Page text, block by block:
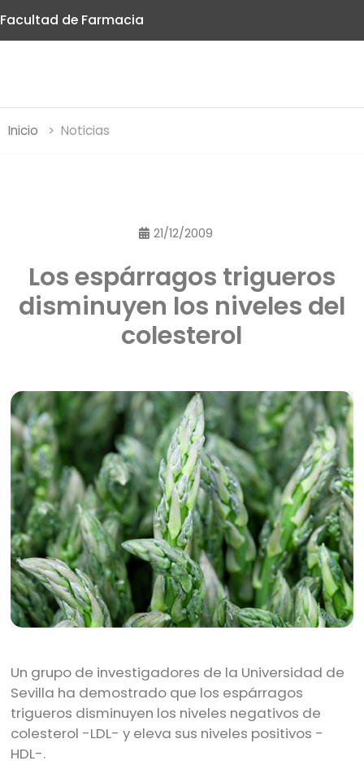
Facultad de Farmacia
Inicio Noticias
21/12/2009
Los espárragos trigueros
disminuyen los niveles del
colesterol
Un grupo de investigadores de la Universidad de
Sevilla ha demostrado que los espárragos
trigueros disminuyen los niveles negativos de
colesterol -LDL- y eleva sus niveles positivos -
HDL-.